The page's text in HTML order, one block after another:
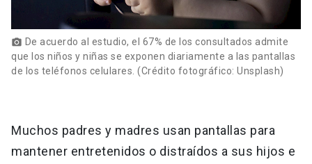
photo_camera De acuerdo al estudio, el 67% de los consultados admite
que los niños y niñas se exponen diariamente a las pantallas
de los teléfonos celulares. (Crédito fotográfico: Unsplash)
Muchos padres y madres usan pantallas para
mantener entretenidos o distraídos a sus hijos e